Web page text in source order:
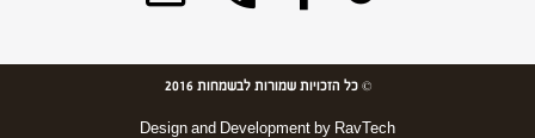
© כל הזכויות שמורות לבשמחות 2016
Design and Development by RavTech